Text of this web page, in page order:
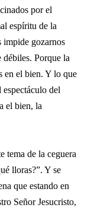
por el
espíritu de la
impide gozarnos
Porque la
en el bien. Y lo que
espectáculo del
el bien, la
tema de la ceguera
lloras?”. Y se
que estando en
Señor Jesucristo,